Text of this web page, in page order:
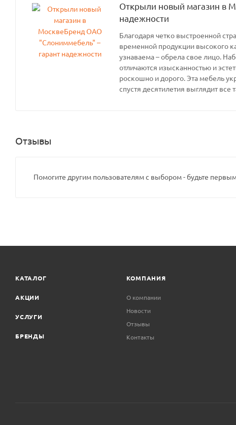
Открыли новый магазин в
надежности
Благодаря четко выстроенной
временной продукции высокого
узнаваема – обрела свое лицо.
отличаются изысканностью и
роскошно и дорого. Эта мебель
спустя десятилетия выглядит все
Отзывы
Помогите другим пользователям с выбором - будьте
КАТАЛОГ
АКЦИИ
УСЛУГИ
БРЕНДЫ
КОМПАНИЯ
О компании
Новости
Отзывы
Контакты